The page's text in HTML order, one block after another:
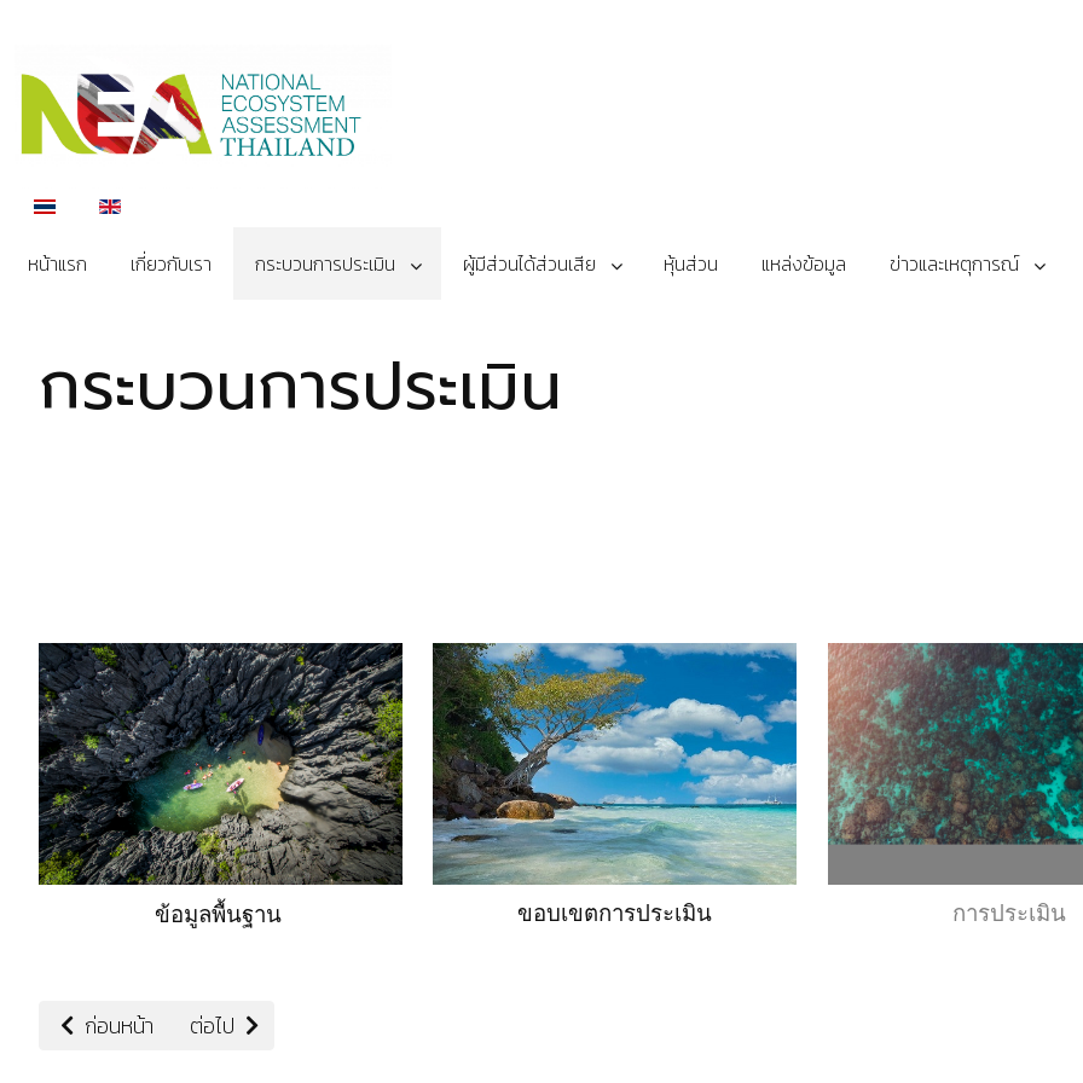
เลือกภาษาของคุณ
หน้าแรก เกี่ยวกับเรา กระบวนการประเมิน ผู้มีส่วนได้ส่วนเสีย หุ้นส่วน แหล่งข้อมูล ข่าวและเหตุการณ์
กระบวนการประเมิน
ข้อมูลพื้นฐาน ขอบเขตการประเมิน การประเมิน
เนื้อหาก่อนหน้า: Office of the Prime Minister
ก่อนหน้า เนื้อหาถัดไป: Resources
ต่อไป